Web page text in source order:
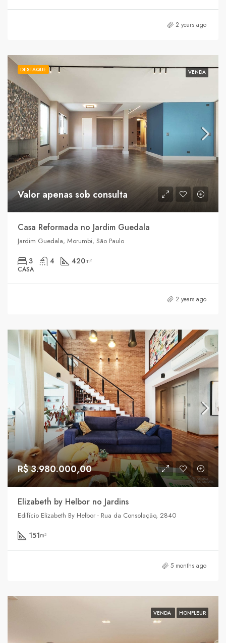
2 years ago
DESTAQUE VENDA
Valor apenas sob consulta
Casa Reformada no Jardim Guedala
Jardim Guedala, Morumbi, São Paulo
3 4 420m²
CASA
2 years ago
R$ 3.980.000,00
Elizabeth by Helbor no Jardins
Edifício Elizabeth By Helbor - Rua da Consolação, 2840
151m²
5 months ago
VENDA HONFLEUR